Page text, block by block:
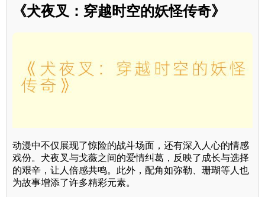
《犬夜叉：穿越时空的妖怪传奇》
动漫中不仅展现了惊险的战斗场面，还有深入人心的情感
戏份。犬夜叉与戈薇之间的爱情纠葛，反映了成长与选择
的艰辛，让人倍感共鸣。此外，配角如弥勒、珊瑚等人也
为故事增添了许多精彩元素。